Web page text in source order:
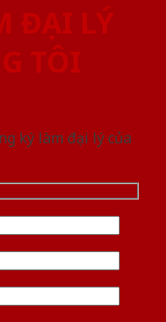
ĐẠI LÝ
TÔI
ký làm đại lý của